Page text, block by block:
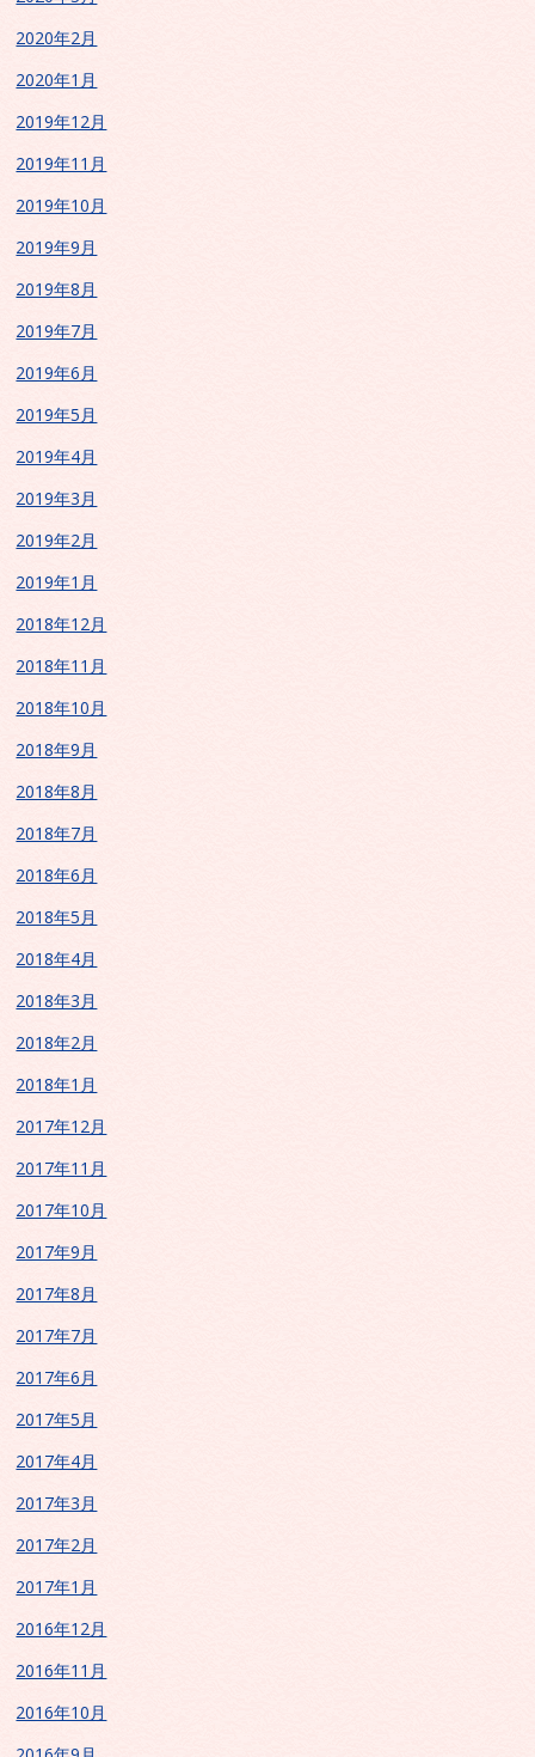
2020年2月
2020年1月
2019年12月
2019年11月
2019年10月
2019年9月
2019年8月
2019年7月
2019年6月
2019年5月
2019年4月
2019年3月
2019年2月
2019年1月
2018年12月
2018年11月
2018年10月
2018年9月
2018年8月
2018年7月
2018年6月
2018年5月
2018年4月
2018年3月
2018年2月
2018年1月
2017年12月
2017年11月
2017年10月
2017年9月
2017年8月
2017年7月
2017年6月
2017年5月
2017年4月
2017年3月
2017年2月
2017年1月
2016年12月
2016年11月
2016年10月